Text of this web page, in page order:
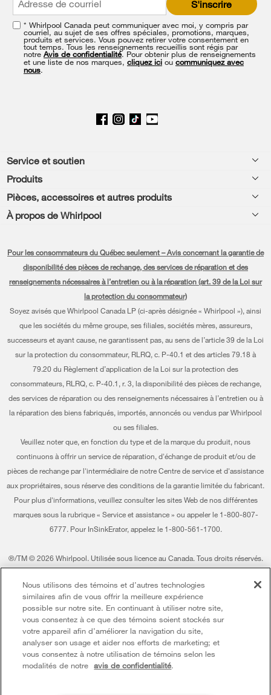
end
S'inscrire
* Whirlpool Canada peut communiquer avec moi, y compris par
courriel, au sujet de ses offres spéciales, promotions, marques,
produits et services. Vous pouvez retirer votre consentement en
tout temps. Tous les renseignements recueillis sont régis par
notre Avis de confidentialité. Pour obtenir plus de renseignements
et une liste de nos marques, cliquez ici ou communiquez avec
nous.
Footer
Service et soutien
Aide relative aux produits
Planifier une installation
Planifier une réparation
Renseignements relatifs à la garantie
Programmes de service prolongé
Mes électroménagers
Suivre ma commande
Services de livraison et d'installation
Services d'abonnement
Résidents du Québec
Produits
Laveuses et sécheuses
Cuisine
Appareils de cuisson
Lave-vaisselle et nettoyage
Trouver un marchand
Pièces, accessoires et autres produits
Accessoires
Programme d’abonnement aux filtres à eau
À propos de Whirlpool
Communiquez avec nous
À propos de nous
Carrières
Certification Éco et homologation ENERGY STAR® Whirlpool
Informations relatives aux rappels
Entreprise Whirlpool
Whirlpool au Canada
Pour les consommateurs du Québec seulement – Avis concernant la garantie de
disponibilité des pièces de rechange, des services de réparation et des
renseignements nécessaires à l’entretien ou à la réparation (art. 39 de la Loi sur
la protection du consommateur)
Soyez avisés que Whirlpool Canada LP (ci-après désignée « Whirlpool »), ainsi
que les sociétés du même groupe, ses filiales, sociétés mères, assureurs,
successeurs et ayant cause, ne garantissent pas, au sens de l’article 39 de la Loi
sur la protection du consommateur, RLRQ, c. P-40.1 et des articles 79.18 à
79.20 du Règlement d’application de la Loi sur la protection des
consommateurs, RLRQ, c. P-40.1, r. 3, la disponibilité des pièces de rechange,
des services de réparation ou des renseignements nécessaires à l’entretien ou à
la réparation des biens fabriqués, importés, annoncés ou vendus par Whirlpool
ou ses filiales.
Veuillez noter que, en fonction du type et de la marque du produit, nous
continuons à offrir un service de réparation, d'échange de produit et/ou de
pièces de rechange par l'intermédiaire de notre Centre de service et d'assistance
aux propriétaires, sous réserve des conditions de la garantie limitée du fabricant.
Pour plus d'informations, veuillez consulter les sites Web de nos différentes
marques sous la rubrique « Service et assistance » ou appeler le 1-800-807-
6777. Pour InSinkErator, appelez le 1-800-561-1700.
®/TM © 2026 Whirlpool. Utilisée sous licence au Canada. Tous droits réservés.
respect.
Ce marchand en ligne est situé au 200-6750, avenue Century, Mississauga
(Ontario) L5N 0B7
Modalités Avis de confidentialité Plan du site
Communiquez avec nous
Nous utilisons des témoins et d’autres technologies
similaires afin de vous offrir la meilleure expérience
possible sur notre site. En continuant à utiliser notre site,
vous consentez à ce que des témoins soient stockés sur
votre appareil afin d’améliorer la navigation du site,
analyser son usage et aider nos efforts de marketing; et
vous consentez à notre utilisation de témoins selon les
modalités de notre avis de confidentialité.